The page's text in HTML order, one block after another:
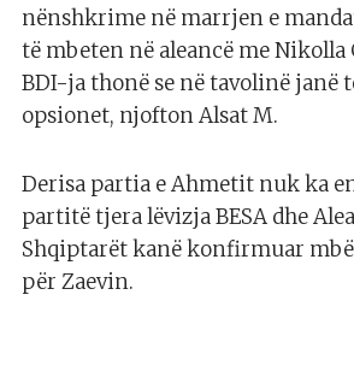
nënshkrime në marrjen e
të mbeten në aleancë me
BDI-ja thonë se në tavolinë janë
opsionet, njofton Alsat M.
Derisa partia e Ahmetit nuk ka
partitë tjera lëvizja BESA dhe
Shqiptarët kanë konfirmuar
për Zaevin.